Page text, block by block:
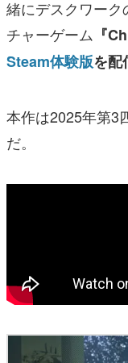
電ファミニコゲーマ
運営：株式会社マレ
緒にデスクワーク
チャーゲーム 『
Steam体験版を配
本作は2025年第3
だ。